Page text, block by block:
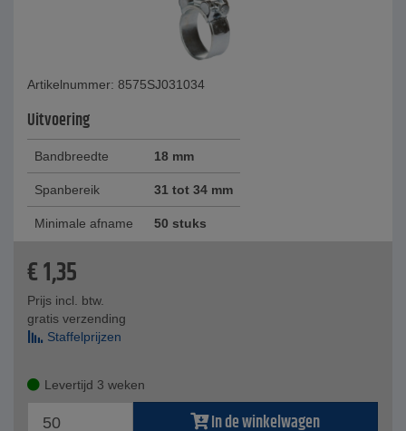
Artikelnummer: 8575SJ031034
Uitvoering
Bandbreedte 18 mm
Spanbereik 31 tot 34 mm
Minimale afname 50 stuks
€1,35
Prijs incl. btw.
gratis verzending
Staffelprijzen
Levertijd 3 weken
In de winkelwagen